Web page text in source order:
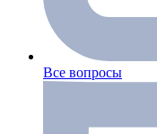
Все вопросы